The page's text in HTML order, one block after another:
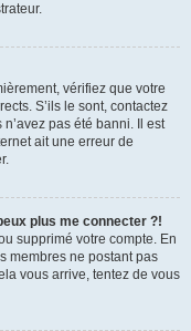
vérifiez que votre
S’ils le sont, contactez
pas été banni. Il est
ait une erreur de
plus me connecter ?!
supprimé votre compte. En
membres ne postant pas
vous arrive, tentez de vous